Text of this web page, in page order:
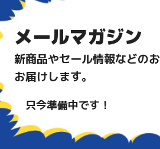
メールマガジン
新商品やセール情報などの
お届けします。
只今準備中です！